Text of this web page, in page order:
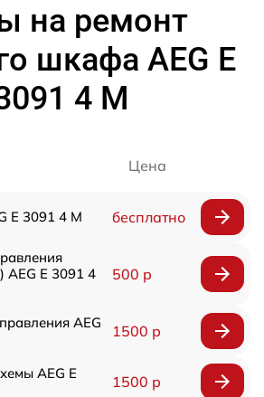
на ремонт
шкафа AEG E
4 M
Цена
E 3091 4 M бесплатно
AEG E 3091 4
500 р
AEG
1500 р
AEG E
1500 р